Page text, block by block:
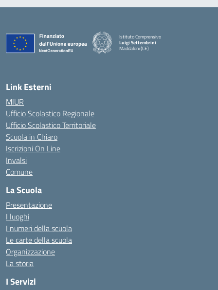
Istituto Comprensivo
Luigi Settembrini
Maddaloni (CE)
Link Esterni
MIUR
Ufficio Scolastico Regionale
Ufficio Scolastico Territoriale
Scuola in Chiaro
Iscrizioni On Line
Invalsi
Comune
La Scuola
Presentazione
I luoghi
I numeri della scuola
Le carte della scuola
Organizzazione
La storia
I Servizi